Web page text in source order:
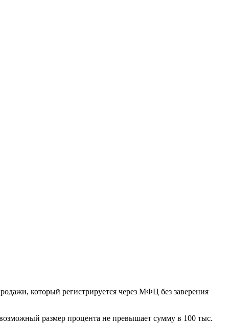
который регистрируется через МФЦ без заверения
размер процента не превышает сумму в 100 тыс.